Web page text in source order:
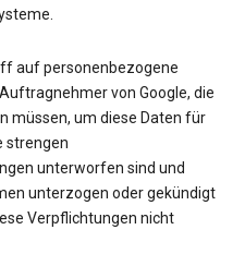
auf personenbezogene
von Google, die
müssen, um diese Daten für
strengen
unterworfen sind und
unterzogen oder gekündigt
Verpflichtungen nicht